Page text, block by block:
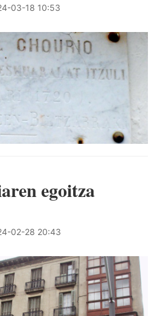
03-18 10:53
egoitza
02-28 20:43